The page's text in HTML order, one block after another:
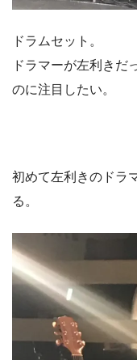
ドラムセット。
ドラマーが左利きだ
のに注目したい。
初めて左利きのドラ
る。